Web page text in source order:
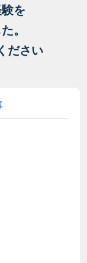
を
。
ださい